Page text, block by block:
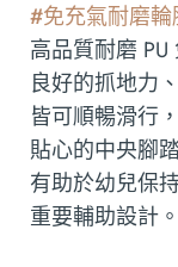
#免充氣耐磨
高品質耐磨
良好的抓地力
皆可順暢滑行
貼心的中央腳
有助於幼兒保
重要輔助設計。